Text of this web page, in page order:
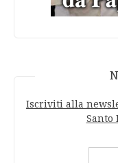
Iscriviti alla
Santo